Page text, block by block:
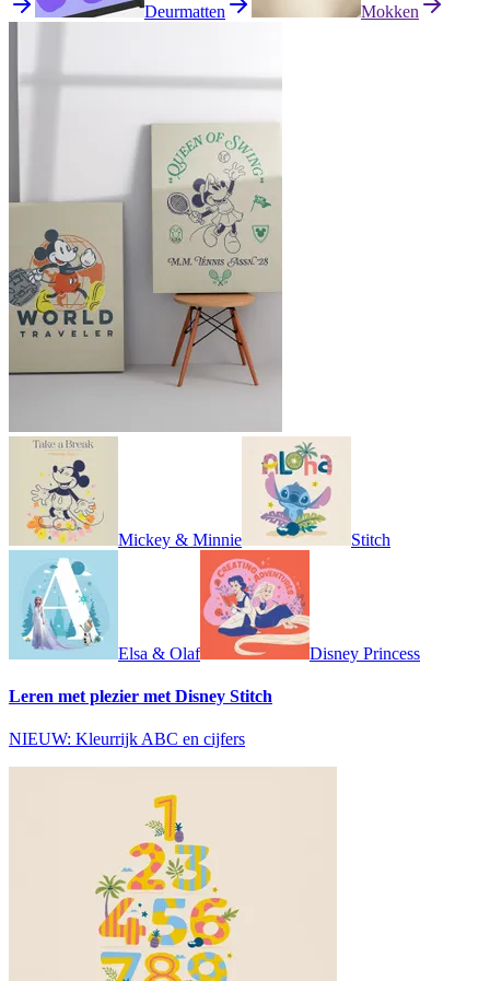
Deurmatten Mokken
Mickey & Minnie Stitch
Elsa & Olaf Disney Princess
Leren met plezier met Disney Stitch
NIEUW: Kleurrijk ABC en cijfers